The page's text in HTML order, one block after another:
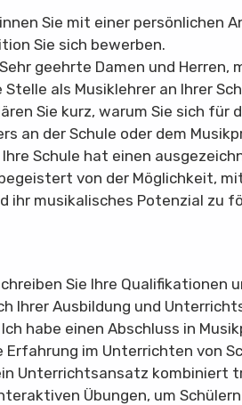
Sie mit einer persönlichen
Sie sich bewerben.
Sehr geehrte Damen und Herren,
Stelle als Musiklehrer an Ihrer
Sie kurz, warum Sie sich für
an der Schule oder dem
Ihre Schule hat einen
von der Möglichkeit,
ihr musikalisches Potenzial zu
Sie Ihre Qualifikationen
Ihrer Ausbildung und
Ich habe einen Abschluss in
Erfahrung im Unterrichten von
Unterrichtsansatz kombiniert
Übungen, um